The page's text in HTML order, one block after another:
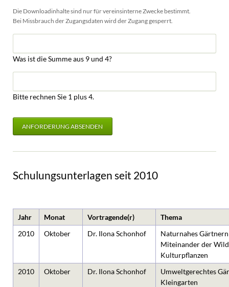
Die Downloadinhalte sind nur für vereinsinterne Zwecke bestimmt.
Bei Missbrauch der Zugangsdaten wird der Zugang gesperrt.
Was ist die Summe aus 9 und 4?
Bitte rechnen Sie 1 plus 4.
ANFORDERUNG ABSENDEN
Schulungsunterlagen seit 2010
Jahr Monat Vortragende(r)
Thema
2010
Oktober Dr. Ilona Schonhof
Naturnahes
Miteinander der
Kulturpflanzen
2010
Oktober Dr. Ilona Schonhof
Umweltgerechtes
Kleingarten